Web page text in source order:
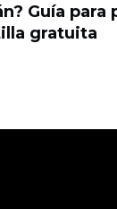
Guía para
gratuita